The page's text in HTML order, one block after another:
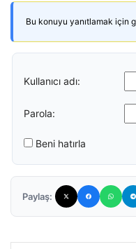
Bu konuyu yanıtlamak için
Kullanıcı adı:
Parola:
Beni hatırla
Paylaş: